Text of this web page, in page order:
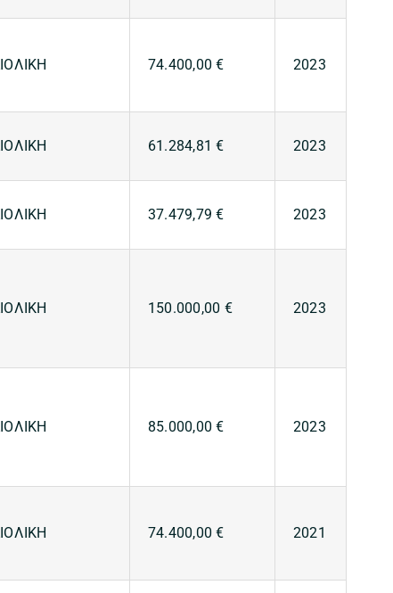
74.400,00 € 2023
61.284,81 € 2023
37.479,79 € 2023
150.000,00 € 2023
85.000,00 € 2023
74.400,00 € 2021